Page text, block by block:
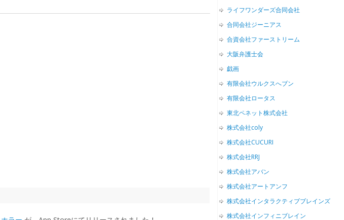
ライフワンダーズ合同会社
合同会社ジーニアス
合資会社ファーストリーム
大阪弁護士会
戯画
有限会社ウルクスへブン
有限会社ロータス
東北ペネット株式会社
株式会社coly
株式会社CUCURI
株式会社RRJ
株式会社アバン
株式会社アートアンフ
株式会社インタラクティブブレインズ
株式会社インフィニブレイン